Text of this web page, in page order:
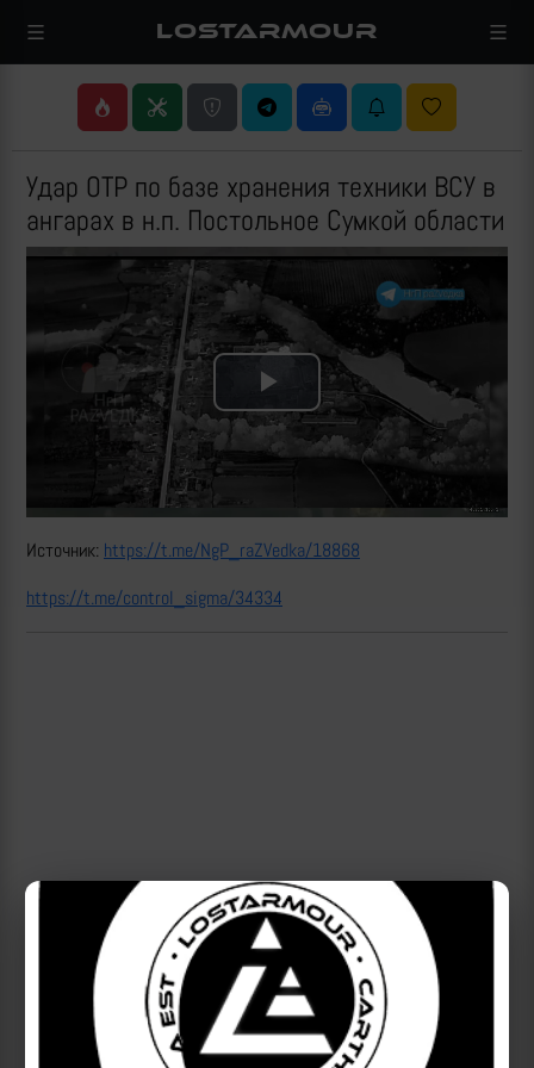
LOSTARMOUR
Удар ОТР по базе хранения техники ВСУ в
ангарах в н.п. Постольное Сумкой области
Play
Video
Источник: https://t.me/NgP_raZVedka/18868
https://t.me/control_sigma/34334